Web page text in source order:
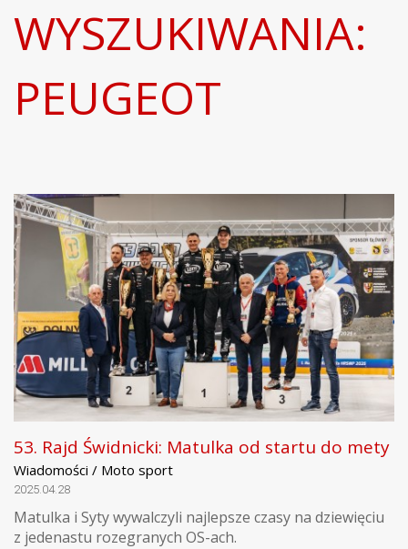
WYSZUKIWANIA:
PEUGEOT
53. Rajd Świdnicki: Matulka od startu do mety
Wiadomości / Moto sport
2025.04.28
Matulka i Syty wywalczyli najlepsze czasy na dziewięciu
z jedenastu rozegranych OS-ach.